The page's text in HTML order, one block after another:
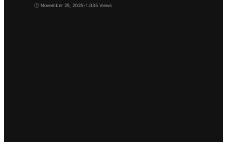
November 25, 2025•1.035 Views